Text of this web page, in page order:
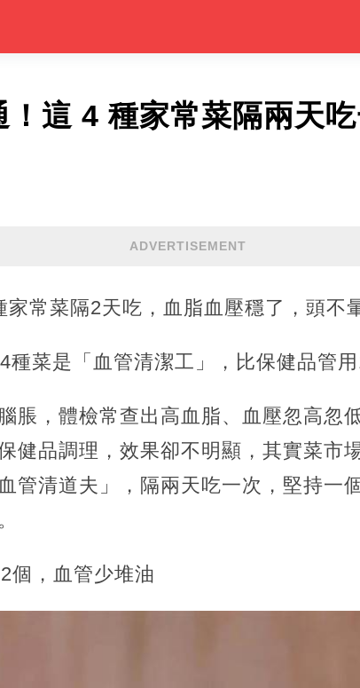
這 4 種家常菜隔兩天
ADVERTISEMENT
家常菜隔2天吃，血脂血壓穩了，頭不
種菜是「血管清潔工」，比保健品管
脹，體檢常查出高血脂、血壓忽高忽
健品調理，效果卻不明顯，其實菜市
管清道夫」，隔兩天吃一次，堅持一
個，血管少堆油